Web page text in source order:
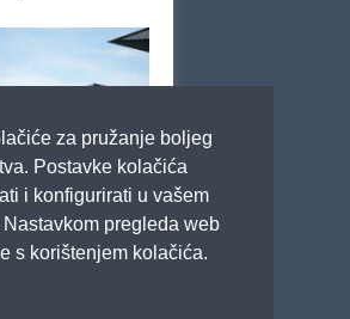
za pružanje boljeg
Postavke kolačića
i konfigurirati u vašem
pregleda web
s korištenjem kolačića.